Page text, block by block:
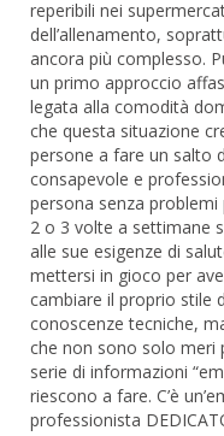
reperibili nei
dell’allenamento,
ancora più complesso.
un primo approccio
legata alla comodità
che questa situazione
persone a fare un salto
consapevole e
persona senza
2 o 3 volte a settimane
alle sue esigenze di
mettersi in gioco per
cambiare il proprio stile
conoscenze tecniche,
che non sono solo meri
serie di informazioni
riescono a fare. C’è
professionista